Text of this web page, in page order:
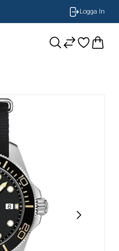
Logga In